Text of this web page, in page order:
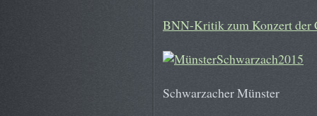
BNN-Kritik zum Konzert der
Schwarzacher Münster